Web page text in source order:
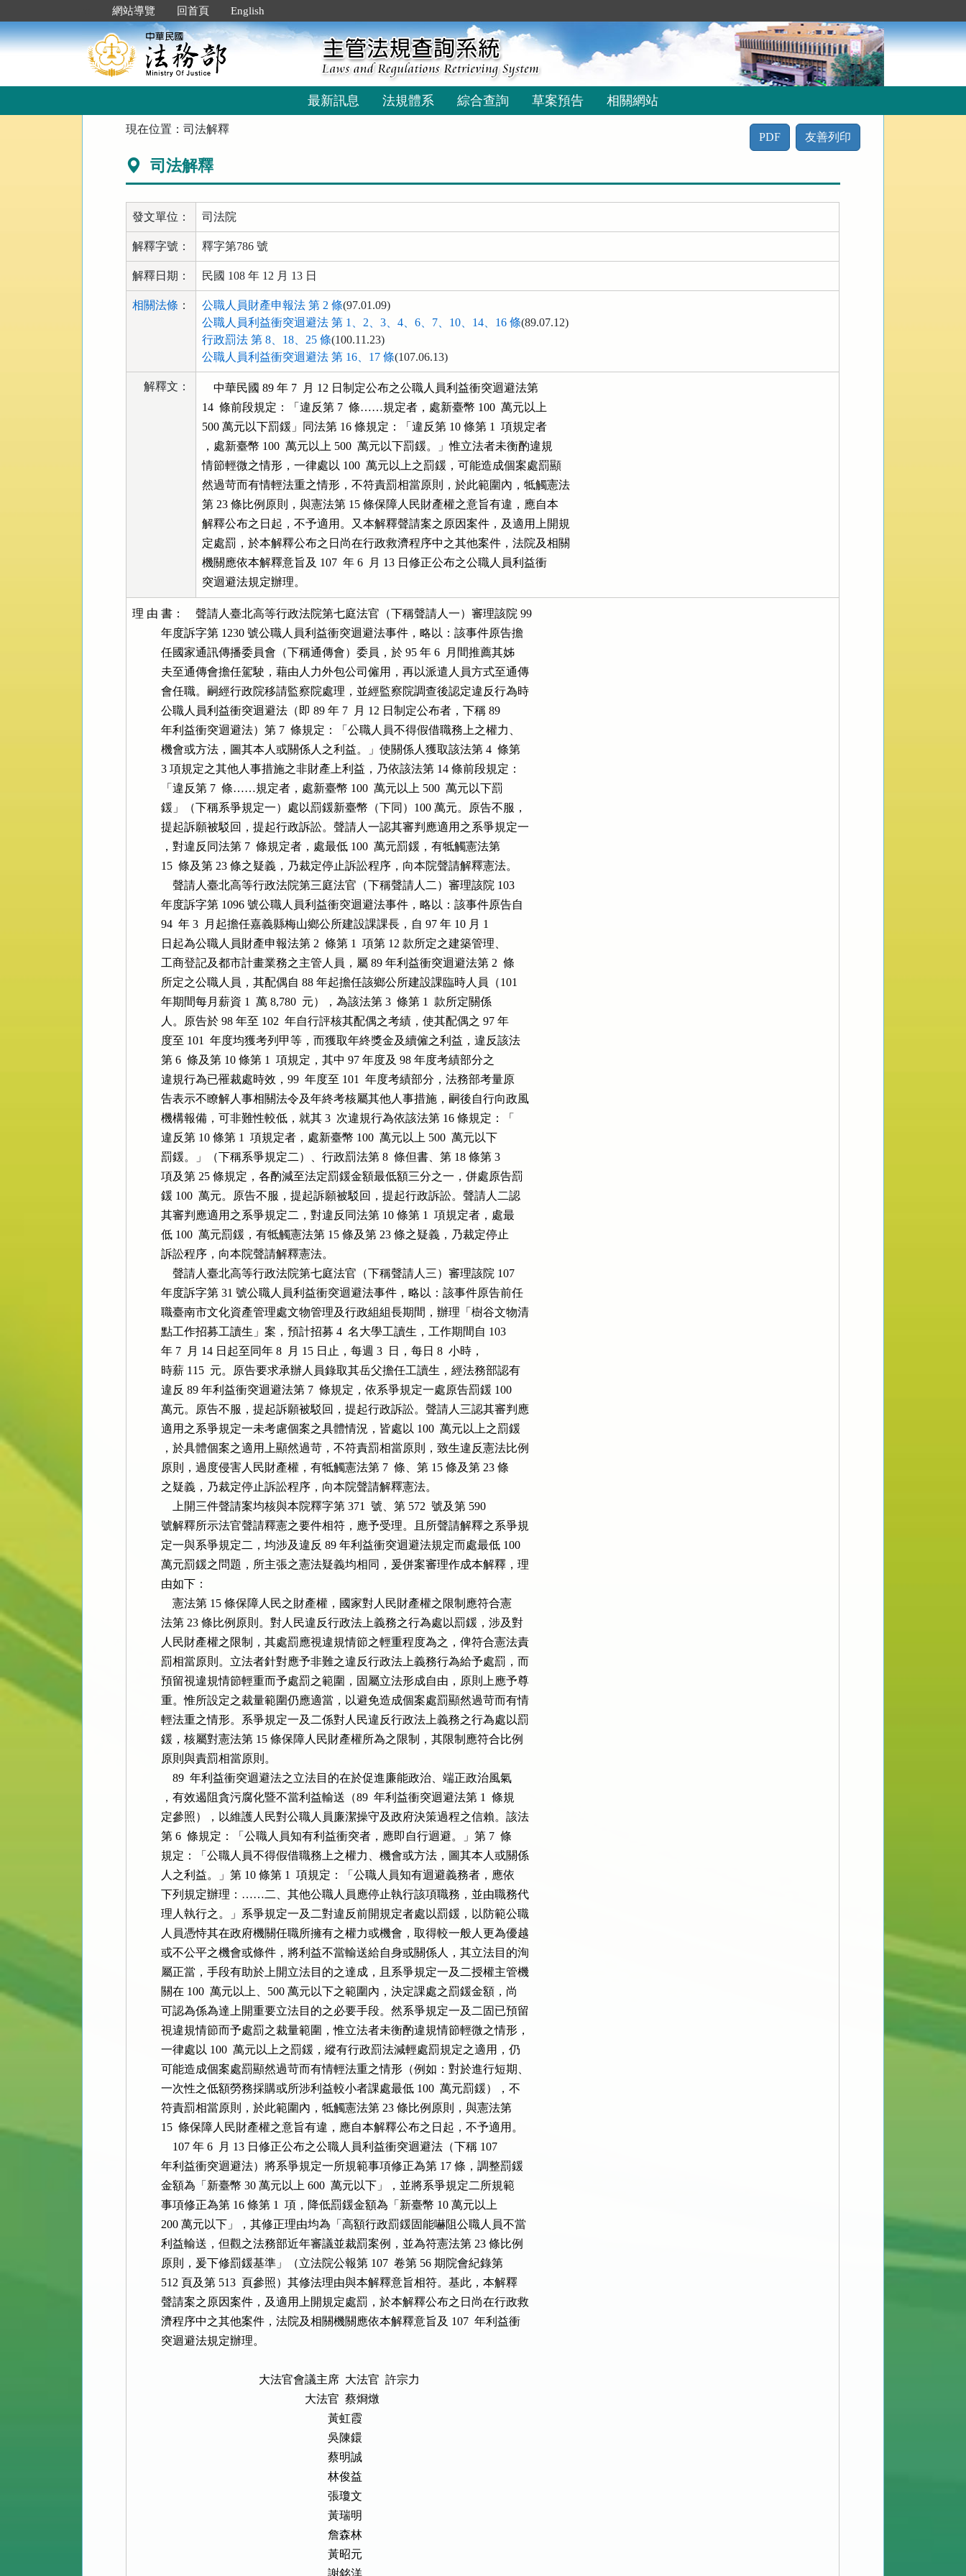
到
主
要
網站導覽 回首頁 English
最新訊息 法規體系 綜合查詢 草案預告 相關網站
現在位置：司法解釋
PDF 友善列印
司法解釋
發文單位： 司法院
解釋字號： 釋字第786 號
解釋日期： 民國 108 年 12 月 13 日
相關法條 ： 公職人員財產申報法 第 2 條(97.01.09)
公職人員利益衝突迴避法 第 1、2、3、4、6、7、10、14、16 條(89.07.12)
行政罰法 第 8、18、25 條(100.11.23)
公職人員利益衝突迴避法 第 16、17 條(107.06.13)
解釋文：
    中華民國 89 年 7  月 12 日制定公布之公職人員利益衝突迴避法第
14  條前段規定：「違反第 7  條……規定者，處新臺幣 100  萬元以上
500 萬元以下罰鍰」同法第 16 條規定：「違反第 10 條第 1  項規定者
，處新臺幣 100  萬元以上 500  萬元以下罰鍰。」惟立法者未衡酌違規
情節輕微之情形，一律處以 100  萬元以上之罰鍰，可能造成個案處罰顯
然過苛而有情輕法重之情形，不符責罰相當原則，於此範圍內，牴觸憲法
第 23 條比例原則，與憲法第 15 條保障人民財產權之意旨有違，應自本
解釋公布之日起，不予適用。又本解釋聲請案之原因案件，及適用上開規
定處罰，於本解釋公布之日尚在行政救濟程序中之其他案件，法院及相關
機關應依本解釋意旨及 107  年 6  月 13 日修正公布之公職人員利益衝
突迴避法規定辦理。
理 由 書：    聲請人臺北高等行政法院第七庭法官（下稱聲請人一）審理該院 99
          年度訴字第 1230 號公職人員利益衝突迴避法事件，略以：該事件原告擔
          任國家通訊傳播委員會（下稱通傳會）委員，於 95 年 6  月間推薦其姊
          夫至通傳會擔任駕駛，藉由人力外包公司僱用，再以派遣人員方式至通傳
          會任職。嗣經行政院移請監察院處理，並經監察院調查後認定違反行為時
          公職人員利益衝突迴避法（即 89 年 7  月 12 日制定公布者，下稱 89
          年利益衝突迴避法）第 7  條規定：「公職人員不得假借職務上之權力、
          機會或方法，圖其本人或關係人之利益。」使關係人獲取該法第 4  條第
          3 項規定之其他人事措施之非財產上利益，乃依該法第 14 條前段規定：
          「違反第 7  條……規定者，處新臺幣 100  萬元以上 500  萬元以下罰
          鍰」（下稱系爭規定一）處以罰鍰新臺幣（下同）100 萬元。原告不服，
          提起訴願被駁回，提起行政訴訟。聲請人一認其審判應適用之系爭規定一
          ，對違反同法第 7  條規定者，處最低 100  萬元罰鍰，有牴觸憲法第
          15  條及第 23 條之疑義，乃裁定停止訴訟程序，向本院聲請解釋憲法。
              聲請人臺北高等行政法院第三庭法官（下稱聲請人二）審理該院 103
          年度訴字第 1096 號公職人員利益衝突迴避法事件，略以：該事件原告自
          94  年 3  月起擔任嘉義縣梅山鄉公所建設課課長，自 97 年 10 月 1
          日起為公職人員財產申報法第 2  條第 1  項第 12 款所定之建築管理、
          工商登記及都市計畫業務之主管人員，屬 89 年利益衝突迴避法第 2  條
          所定之公職人員，其配偶自 88 年起擔任該鄉公所建設課臨時人員（101
          年期間每月薪資 1  萬 8,780  元），為該法第 3  條第 1  款所定關係
          人。原告於 98 年至 102  年自行評核其配偶之考績，使其配偶之 97 年
          度至 101  年度均獲考列甲等，而獲取年終獎金及續僱之利益，違反該法
          第 6  條及第 10 條第 1  項規定，其中 97 年度及 98 年度考績部分之
          違規行為已罹裁處時效，99  年度至 101  年度考績部分，法務部考量原
          告表示不瞭解人事相關法令及年終考核屬其他人事措施，嗣後自行向政風
          機構報備，可非難性較低，就其 3  次違規行為依該法第 16 條規定：「
          違反第 10 條第 1  項規定者，處新臺幣 100  萬元以上 500  萬元以下
          罰鍰。」（下稱系爭規定二）、行政罰法第 8  條但書、第 18 條第 3
          項及第 25 條規定，各酌減至法定罰鍰金額最低額三分之一，併處原告罰
          鍰 100  萬元。原告不服，提起訴願被駁回，提起行政訴訟。聲請人二認
          其審判應適用之系爭規定二，對違反同法第 10 條第 1  項規定者，處最
          低 100  萬元罰鍰，有牴觸憲法第 15 條及第 23 條之疑義，乃裁定停止
          訴訟程序，向本院聲請解釋憲法。
              聲請人臺北高等行政法院第七庭法官（下稱聲請人三）審理該院 107
          年度訴字第 31 號公職人員利益衝突迴避法事件，略以：該事件原告前任
          職臺南市文化資產管理處文物管理及行政組組長期間，辦理「樹谷文物清
          點工作招募工讀生」案，預計招募 4  名大學工讀生，工作期間自 103
          年 7  月 14 日起至同年 8  月 15 日止，每週 3  日，每日 8  小時，
          時薪 115  元。原告要求承辦人員錄取其岳父擔任工讀生，經法務部認有
          違反 89 年利益衝突迴避法第 7  條規定，依系爭規定一處原告罰鍰 100
          萬元。原告不服，提起訴願被駁回，提起行政訴訟。聲請人三認其審判應
          適用之系爭規定一未考慮個案之具體情況，皆處以 100  萬元以上之罰鍰
          ，於具體個案之適用上顯然過苛，不符責罰相當原則，致生違反憲法比例
          原則，過度侵害人民財產權，有牴觸憲法第 7  條、第 15 條及第 23 條
          之疑義，乃裁定停止訴訟程序，向本院聲請解釋憲法。
              上開三件聲請案均核與本院釋字第 371  號、第 572  號及第 590
          號解釋所示法官聲請釋憲之要件相符，應予受理。且所聲請解釋之系爭規
          定一與系爭規定二，均涉及違反 89 年利益衝突迴避法規定而處最低 100
          萬元罰鍰之問題，所主張之憲法疑義均相同，爰併案審理作成本解釋，理
          由如下：
              憲法第 15 條保障人民之財產權，國家對人民財產權之限制應符合憲
          法第 23 條比例原則。對人民違反行政法上義務之行為處以罰鍰，涉及對
          人民財產權之限制，其處罰應視違規情節之輕重程度為之，俾符合憲法責
          罰相當原則。立法者針對應予非難之違反行政法上義務行為給予處罰，而
          預留視違規情節輕重而予處罰之範圍，固屬立法形成自由，原則上應予尊
          重。惟所設定之裁量範圍仍應適當，以避免造成個案處罰顯然過苛而有情
          輕法重之情形。系爭規定一及二係對人民違反行政法上義務之行為處以罰
          鍰，核屬對憲法第 15 條保障人民財產權所為之限制，其限制應符合比例
          原則與責罰相當原則。
              89  年利益衝突迴避法之立法目的在於促進廉能政治、端正政治風氣
          ，有效遏阻貪污腐化暨不當利益輸送（89  年利益衝突迴避法第 1  條規
          定參照），以維護人民對公職人員廉潔操守及政府決策過程之信賴。該法
          第 6  條規定：「公職人員知有利益衝突者，應即自行迴避。」第 7  條
          規定：「公職人員不得假借職務上之權力、機會或方法，圖其本人或關係
          人之利益。」第 10 條第 1  項規定：「公職人員知有迴避義務者，應依
          下列規定辦理：……二、其他公職人員應停止執行該項職務，並由職務代
          理人執行之。」系爭規定一及二對違反前開規定者處以罰鍰，以防範公職
          人員憑恃其在政府機關任職所擁有之權力或機會，取得較一般人更為優越
          或不公平之機會或條件，將利益不當輸送給自身或關係人，其立法目的洵
          屬正當，手段有助於上開立法目的之達成，且系爭規定一及二授權主管機
          關在 100  萬元以上、500 萬元以下之範圍內，決定課處之罰鍰金額，尚
          可認為係為達上開重要立法目的之必要手段。然系爭規定一及二固已預留
          視違規情節而予處罰之裁量範圍，惟立法者未衡酌違規情節輕微之情形，
          一律處以 100  萬元以上之罰鍰，縱有行政罰法減輕處罰規定之適用，仍
          可能造成個案處罰顯然過苛而有情輕法重之情形（例如：對於進行短期、
          一次性之低額勞務採購或所涉利益較小者課處最低 100  萬元罰鍰），不
          符責罰相當原則，於此範圍內，牴觸憲法第 23 條比例原則，與憲法第
          15  條保障人民財產權之意旨有違，應自本解釋公布之日起，不予適用。
              107 年 6  月 13 日修正公布之公職人員利益衝突迴避法（下稱 107
          年利益衝突迴避法）將系爭規定一所規範事項修正為第 17 條，調整罰鍰
          金額為「新臺幣 30 萬元以上 600  萬元以下」，並將系爭規定二所規範
          事項修正為第 16 條第 1  項，降低罰鍰金額為「新臺幣 10 萬元以上
          200 萬元以下」，其修正理由均為「高額行政罰鍰固能嚇阻公職人員不當
          利益輸送，但觀之法務部近年審議並裁罰案例，並為符憲法第 23 條比例
          原則，爰下修罰鍰基準」（立法院公報第 107  卷第 56 期院會紀錄第
          512 頁及第 513  頁參照）其修法理由與本解釋意旨相符。基此，本解釋
          聲請案之原因案件，及適用上開規定處罰，於本解釋公布之日尚在行政救
          濟程序中之其他案件，法院及相關機關應依本解釋意旨及 107  年利益衝
          突迴避法規定辦理。
                                            大法官會議主席  大法官  許宗力
                                                            大法官  蔡烱燉
                                                                    黃虹霞
                                                                    吳陳鐶
                                                                    蔡明誠
                                                                    林俊益
                                                                    張瓊文
                                                                    黃瑞明
                                                                    詹森林
                                                                    黃昭元
                                                                    謝銘洋